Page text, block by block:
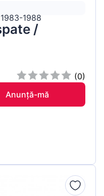
1988
/
(0)
Anunță-mă